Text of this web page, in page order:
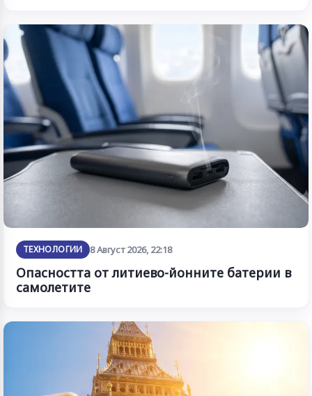
ТЕХНОЛОГИИ 8 Август 2026, 22:18
Опасността от литиево-йонните батерии в
самолетите